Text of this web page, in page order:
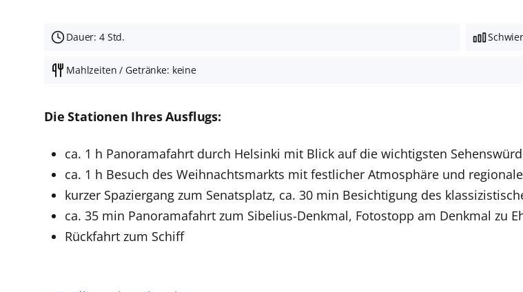
Dauer: 4 Std.
Mahlzeiten / Getränke: keine
Die Stationen Ihres Ausflugs:
ca. 1 h Panoramafahrt durch Helsinki mit Blick auf die wichtigsten
ca. 1 h Besuch des Weihnachtsmarkts mit festlicher Atmosphäre und
kurzer Spaziergang zum Senatsplatz, ca. 30 min Besichtigung des
ca. 35 min Panoramafahrt zum Sibelius-Denkmal, Fotostopp am Denkmal zu
Rückfahrt zum Schiff